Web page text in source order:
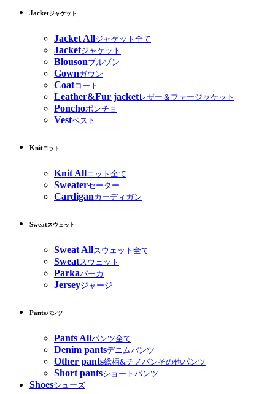
Jacketジャケット
Jacket Allジャケット全て
Jacketジャケット
Blousonブルゾン
Gownガウン
Coatコート
Leather&Fur jacketレザー＆ファージャケット
Ponchoポンチョ
Vestベスト
Knitニット
Knit Allニット全て
Sweaterセーター
Cardiganカーディガン
Sweatスウェット
Sweat Allスウェット全て
Sweatスウェット
Parkaパーカ
Jerseyジャージ
Pantsパンツ
Pants Allパンツ全て
Denim pantsデニムパンツ
Other pants総柄&チノパンその他パンツ
Short pantsショートパンツ
Shoesシューズ